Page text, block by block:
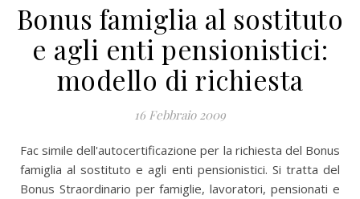
Bonus famiglia al sostituto
e agli enti pensionistici:
modello di richiesta
16 Febbraio 2009
Fac simile dell'autocertificazione per la richiesta del Bonus
famiglia al sostituto e agli enti pensionistici. Si tratta del
Bonus Straordinario per famiglie, lavoratori, pensionati e